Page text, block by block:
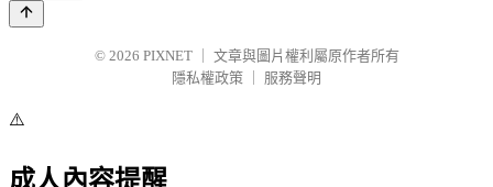
© 2026 PIXNET
文章與圖片權利屬原作者所有
隱私權政策
服務聲明
⚠️
成人內容提醒